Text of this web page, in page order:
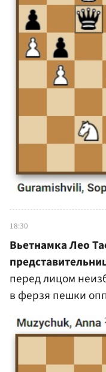
18:30
Вьетнамка Лео
перед лицом
в ферзя пешки